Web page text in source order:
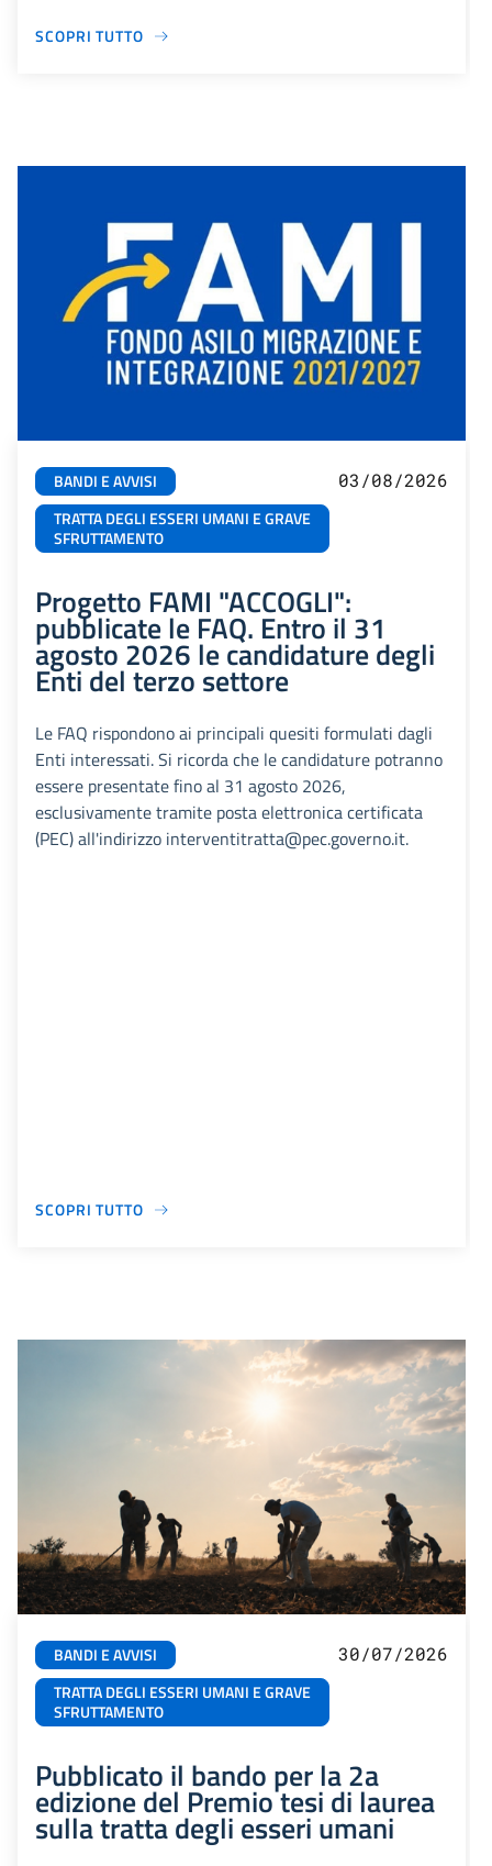
SCOPRI TUTTO
BANDI E AVVISI
TRATTA DEGLI ESSERI UMANI E GRAVE
SFRUTTAMENTO
03/08/2026
Progetto FAMI "ACCOGLI":
pubblicate le FAQ. Entro il 31
agosto 2026 le candidature degli
Enti del terzo settore
Le FAQ rispondono ai principali quesiti formulati dagli
Enti interessati. Si ricorda che le candidature potranno
essere presentate fino al 31 agosto 2026,
esclusivamente tramite posta elettronica certificata
(PEC) all'indirizzo interventitratta@pec.governo.it.
SCOPRI TUTTO
BANDI E AVVISI
TRATTA DEGLI ESSERI UMANI E GRAVE
SFRUTTAMENTO
30/07/2026
Pubblicato il bando per la 2a
edizione del Premio tesi di laurea
sulla tratta degli esseri umani